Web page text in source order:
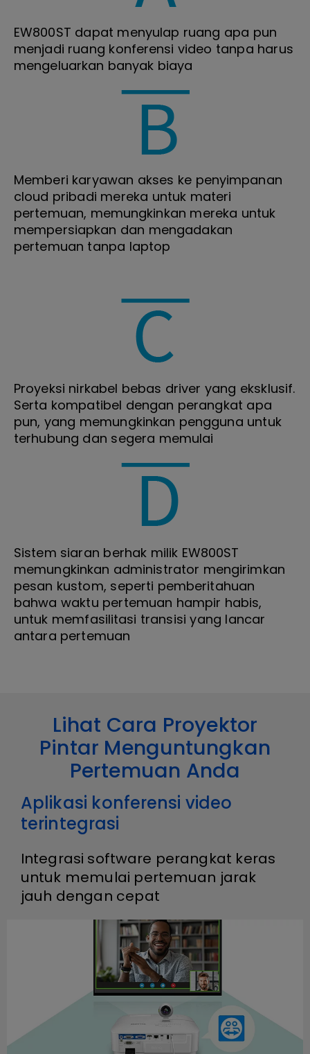
EW800ST dapat menyulap ruang apa pun
menjadi ruang konferensi video tanpa harus
mengeluarkan banyak biaya
Memberi karyawan akses ke penyimpanan
cloud pribadi mereka untuk materi
pertemuan, memungkinkan mereka untuk
mempersiapkan dan mengadakan
pertemuan tanpa laptop
Proyeksi nirkabel bebas driver yang eksklusif.
Serta kompatibel dengan perangkat apa
pun, yang memungkinkan pengguna untuk
terhubung dan segera memulai
Sistem siaran berhak milik EW800ST
memungkinkan administrator mengirimkan
pesan kustom, seperti pemberitahuan
bahwa waktu pertemuan hampir habis,
untuk memfasilitasi transisi yang lancar
antara pertemuan
Lihat Cara Proyektor
Pintar Menguntungkan
Pertemuan Anda
Aplikasi konferensi video
terintegrasi
Integrasi software perangkat keras
untuk memulai pertemuan jarak
jauh dengan cepat